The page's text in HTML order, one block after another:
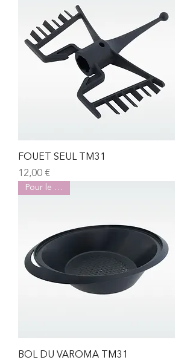
FOUET SEUL TM31
Prix
12,00 €
Pour le TM31
BOL DU VAROMA TM31